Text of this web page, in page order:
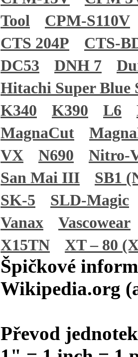
Tool
CPM-S110V
CTS 204P
CTS-
DC53
DNH 7
Hitachi Super Blue
K340
K390 L6
MagnaCut
VX
N690
Nitro-
San Mai III
SB1
SK-5
SLD-Magic
Vanax
Vascowear
X15TN
XT – 80
Špičkové
Wikipedia.org
Převod